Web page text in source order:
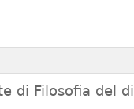
di Filosofia del